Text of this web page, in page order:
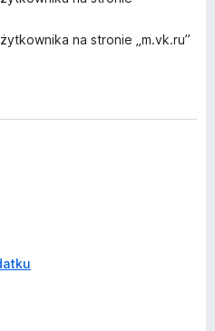
na stronie „m.vk.ru”